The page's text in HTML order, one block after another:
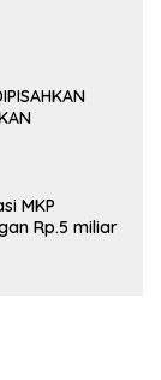
MKP
Rp.5 miliar